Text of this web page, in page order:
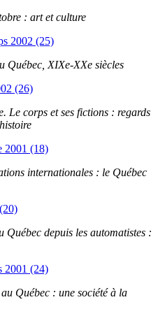
: art et culture
2002 (25)
Québec, XIXe-XXe siècles
(26)
Le corps et ses fictions : regards
2001 (18)
internationales : le Québec
Québec depuis les automatistes :
2001 (24)
Québec : une société à la